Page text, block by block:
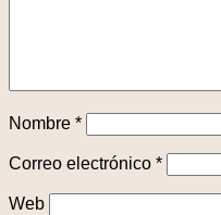
Nombre *
Correo electrónico *
Web